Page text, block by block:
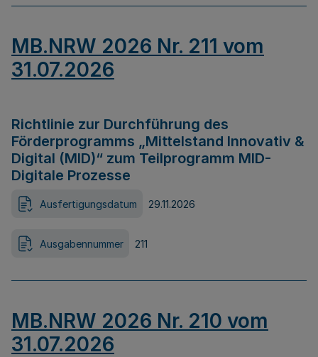
MB.NRW 2026 Nr. 211 vom
31.07.2026
Richtlinie zur Durchführung des
Förderprogramms „Mittelstand Innovativ &
Digital (MID)“ zum Teilprogramm MID-
Digitale Prozesse
Ausfertigungsdatum 29.11.2026
Ausgabennummer 211
MB.NRW 2026 Nr. 210 vom
31.07.2026